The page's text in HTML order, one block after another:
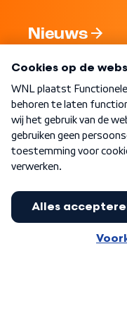
Nieuws
Word Lid